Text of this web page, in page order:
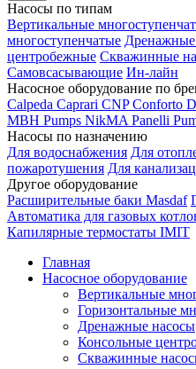
Насосы по типам
Вертикальные
многоступенчатые
центробежные Скважинные
Самовсасывающие Ин-лайн
Насосное оборудование по
Calpeda Caprari CNP Conforto
MBH Pumps NikMA Panelli
Насосы по назначению
Для водоснабжения Для
пожаротушения Для
Другое оборудование
Расширительные баки Masdaf
Автоматика для газовых
Капилярные термостаты IMIT
Главная
Насосное оборудование
Вертикальные
Горизонтальные
Дренажные насосы
Консольные
Скважинные